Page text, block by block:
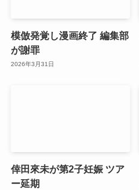
模倣発覚し漫画終了 編集部
が謝罪
2026年3月31日
倖田來未が第2子妊娠 ツア
ー延期